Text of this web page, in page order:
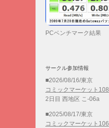
PCベンチマーク結果
サークル参加情報
■2026/08/16/東京
コミックマーケット108
2日目 西地区 こ-06a
■2025/08/17/東京
コミックマーケット106